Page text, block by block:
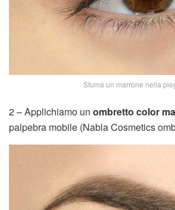
Sfuma un marrone nella
2 – Applichiamo un ombretto color
palpebra mobile (Nabla Cosmetics